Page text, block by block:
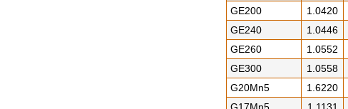
GE200 1.0420
GE240
1.0446
GE260
1.0552
GE300
1.0558
G20Mn5
1.6220